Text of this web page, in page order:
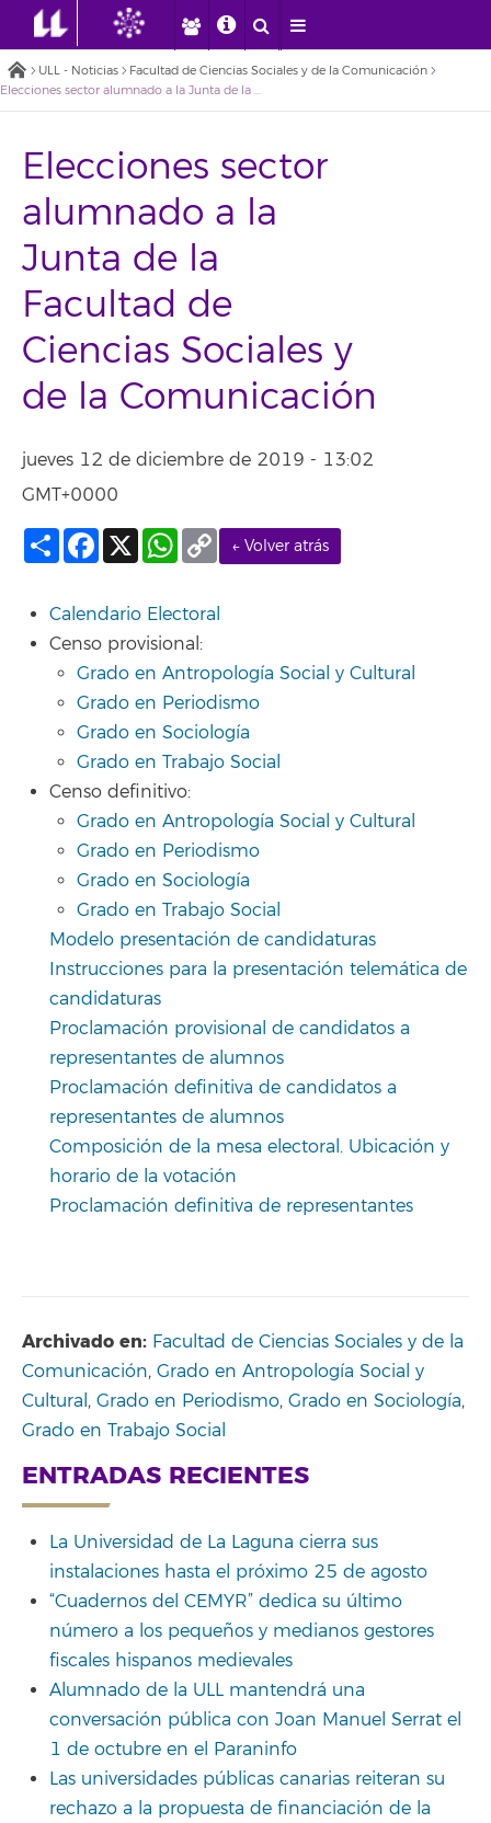
ULL - Noticias
Facultad de Ciencias Sociales y de la Comunicación
Elecciones sector alumnado a la Junta de la Facultad de Ciencias Sociales y de la Comunicación
Elecciones sector
alumnado a la
Junta de la
Facultad de
Ciencias Sociales y
de la Comunicación
jueves 12 de diciembre de 2019 - 13:02
GMT+0000
← Volver atrás
Compartir
Facebook
X WhatsApp
Copy
Link
Calendario Electoral
Censo provisional:
Grado en Antropología Social y Cultural
Grado en Periodismo
Grado en Sociología
Grado en Trabajo Social
Censo definitivo:
Grado en Antropología Social y Cultural
Grado en Periodismo
Grado en Sociología
Grado en Trabajo Social
Modelo presentación de candidaturas
Instrucciones para la presentación telemática de
candidaturas
Proclamación provisional de candidatos a
representantes de alumnos
Proclamación definitiva de candidatos a
representantes de alumnos
Composición de la mesa electoral. Ubicación y
horario de la votación
Proclamación definitiva de representantes
Archivado en: Facultad de Ciencias Sociales y de la
Comunicación, Grado en Antropología Social y
Cultural , Grado en Periodismo, Grado en Sociología,
Grado en Trabajo Social
ENTRADAS RECIENTES
La Universidad de La Laguna cierra sus
instalaciones hasta el próximo 25 de agosto
“Cuadernos del CEMYR” dedica su último
número a los pequeños y medianos gestores
fiscales hispanos medievales
Alumnado de la ULL mantendrá una
conversación pública con Joan Manuel Serrat el
1 de octubre en el Paraninfo
Las universidades públicas canarias reiteran su
rechazo a la propuesta de financiación de la